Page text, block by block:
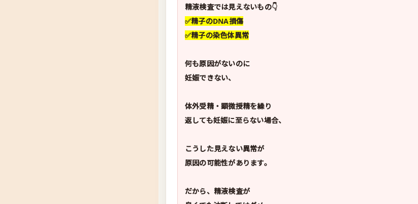
精液検査では見えないもの👇
✅精子のDNA損傷
✅精子の染色体異常
何も原因がないのに
妊娠できない、
体外受精・顕微授精を繰り
返しても妊娠に至らない場合、
こうした見えない異常が
原因の可能性があります。
だから、精液検査が